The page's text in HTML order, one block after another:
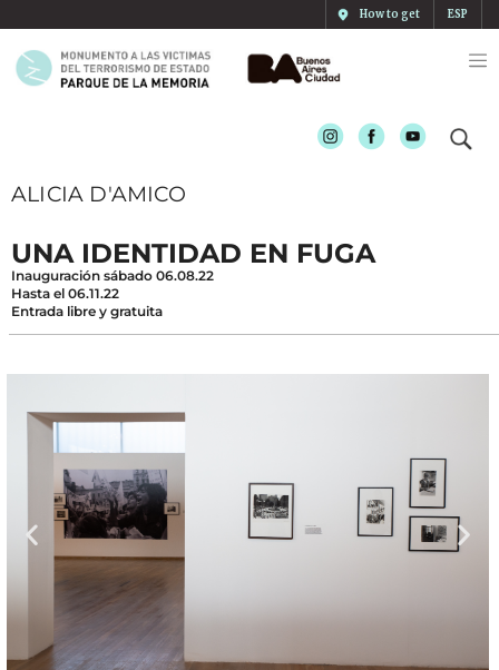
How to get ESP
InstagramFacebookYoutube
ALICIA D'AMICO
UNA IDENTIDAD EN FUGA
Inauguración sábado 06.08.22
Hasta el 06.11.22
Entrada libre y gratuita